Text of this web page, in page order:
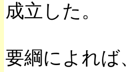
成立した。
要綱によれば